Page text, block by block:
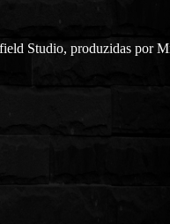
Studio, produzidas por